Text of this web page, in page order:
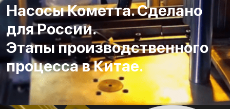
Насосы Кометта. Сделано
для России.
Этапы производственного
процесса в Китае.